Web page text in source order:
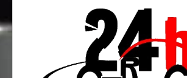
Rennbahn mieten!